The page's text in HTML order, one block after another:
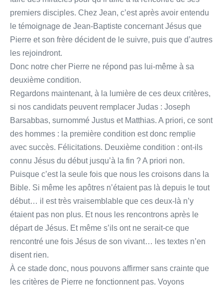
premiers disciples. Chez Jean, c’est après avoir entendu
le témoignage de Jean-Baptiste concernant Jésus que
Pierre et son frère décident de le suivre, puis que d’autres
les rejoindront.
Donc notre cher Pierre ne répond pas lui-même à sa
deuxième condition.
Regardons maintenant, à la lumière de ces deux critères,
si nos candidats peuvent remplacer Judas : Joseph
Barsabbas, surnommé Justus et Matthias. A priori, ce sont
des hommes : la première condition est donc remplie
avec succès. Félicitations. Deuxième condition : ont-ils
connu Jésus du début jusqu’à la fin ? A priori non.
Puisque c’est la seule fois que nous les croisons dans la
Bible. Si même les apôtres n’étaient pas là depuis le tout
début… il est très vraisemblable que ces deux-là n’y
étaient pas non plus. Et nous les rencontrons après le
départ de Jésus. Et même s’ils ont ne serait-ce que
rencontré une fois Jésus de son vivant… les textes n’en
disent rien.
À ce stade donc, nous pouvons affirmer sans crainte que
les critères de Pierre ne fonctionnent pas. Voyons